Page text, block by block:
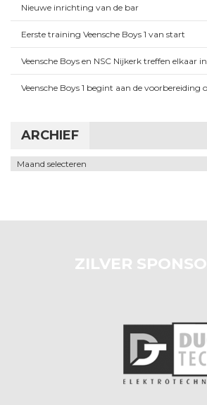
Nieuwe inrichting van de bar
Eerste training Veensche Boys 1 van start
Veensche Boys en NSC Nijkerk treffen elkaar
Veensche Boys 1 begint aan de voorbereiding
ARCHIEF
Archief
ZILVER